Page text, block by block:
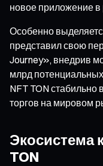
новое приложение в
Особенно
представил свою
Journey», внедрив
млрд
NFT TON стабильно
торгов на мировом
Экосистема
TON